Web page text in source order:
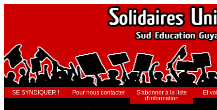
SE SYNDIQUER ! Pour nous contacter
S'abonner à la liste
d'information
Et